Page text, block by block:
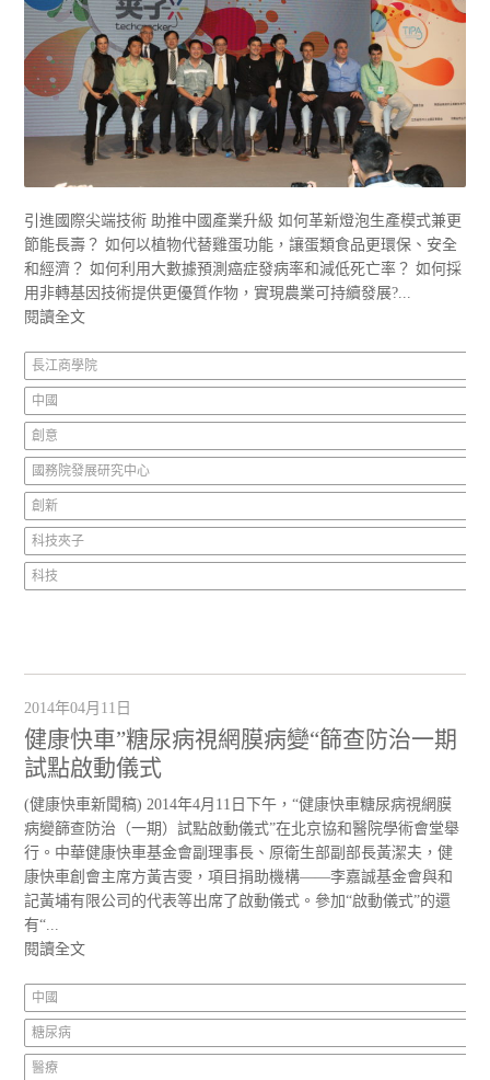
引進國際尖端技術 助推中國產業升級 如何革新燈泡生產模式兼更
節能長壽？ 如何以植物代替雞蛋功能，讓蛋類食品更環保、安全
和經濟？ 如何利用大數據預測癌症發病率和減低死亡率？ 如何採
用非轉基因技術提供更優質作物，實現農業可持續發展?...
閱讀全文
長江商學院
中國
創意
國務院發展研究中心
創新
科技夾子
科技
2014年04月11日
健康快車”糖尿病視網膜病變“篩查防治一期
試點啟動儀式
(健康快車新聞稿) 2014年4月11日下午，“健康快車糖尿病視網膜
病變篩查防治（一期）試點啟動儀式”在北京協和醫院學術會堂舉
行。中華健康快車基金會副理事長、原衛生部副部長黃潔夫，健
康快車創會主席方黃吉雯，項目捐助機構——李嘉誠基金會與和
記黃埔有限公司的代表等出席了啟動儀式。參加“啟動儀式”的還
有“...
閱讀全文
中國
糖尿病
醫療